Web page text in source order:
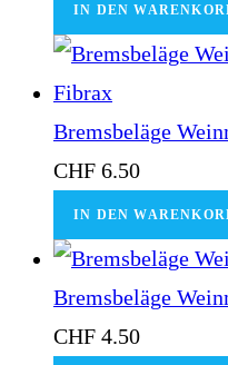
IN DEN
Bremsbeläge
CHF 6.50
IN DEN
Bremsbeläge
CHF 4.50